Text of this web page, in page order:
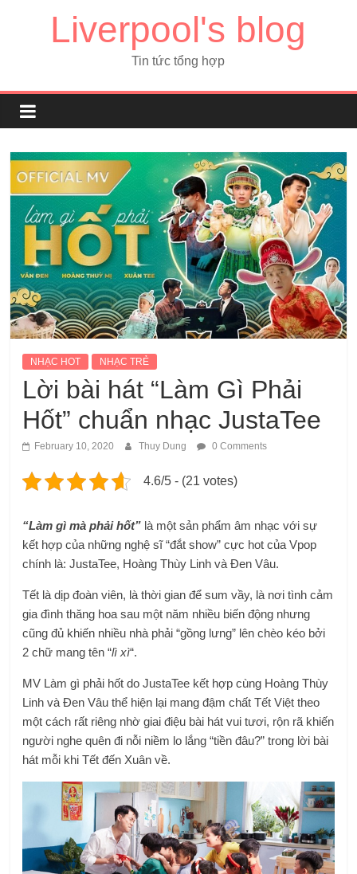
Liverpool's blog
Tin tức tổng hợp
NHẠC HOT NHẠC TRẺ
Lời bài hát “Làm Gì Phải
Hốt” chuẩn nhạc JustaTee
February 10, 2020 Thuy Dung 0 Comments
4.6/5 - (21 votes)
“Làm gì mà phải hốt” là một sản phẩm âm nhạc với sự
kết hợp của những nghệ sĩ “đắt show” cực hot của Vpop
chính là: JustaTee, Hoàng Thùy Linh và Đen Vâu.
Tết là dịp đoàn viên, là thời gian để sum vầy, là nơi tình cảm
gia đình thăng hoa sau một năm nhiều biến động nhưng
cũng đủ khiến nhiều nhà phải “gồng lưng” lên chèo kéo bởi
2 chữ mang tên “lì xì“.
MV Làm gì phải hốt do JustaTee kết hợp cùng Hoàng Thùy
Linh và Đen Vâu thể hiện lại mang đậm chất Tết Việt theo
một cách rất riêng nhờ giai điệu bài hát vui tươi, rộn rã khiến
người nghe quên đi nỗi niềm lo lắng “tiền đâu?” trong lời bài
hát mỗi khi Tết đến Xuân về.